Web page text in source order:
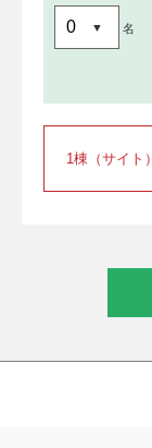
名
1棟（サイト